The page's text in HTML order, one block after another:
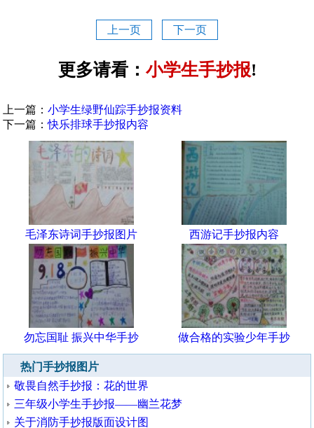
上一页 下一页
更多请看： 小学生手抄报!
上一篇：小学生绿野仙踪手抄报资料
下一篇：快乐排球手抄报内容
毛泽东诗词手抄报图片 西游记手抄报内容
勿忘国耻 振兴中华手抄 做合格的实验少年手抄
热门手抄报图片
敬畏自然手抄报：花的世界
三年级小学生手抄报——幽兰花梦
关于消防手抄报版面设计图